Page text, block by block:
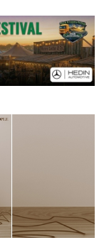
„I Don’t Care“
Archiv
Wurzeln zurück –
der Akustik